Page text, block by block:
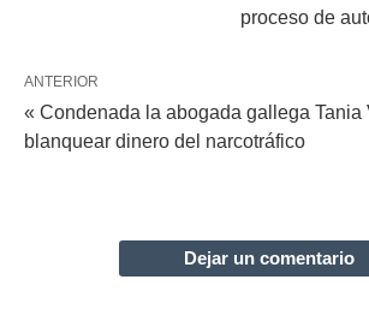
proceso de
ANTERIOR
« Condenada la abogada gallega Tania
blanquear dinero del narcotráfico
Dejar un comentario